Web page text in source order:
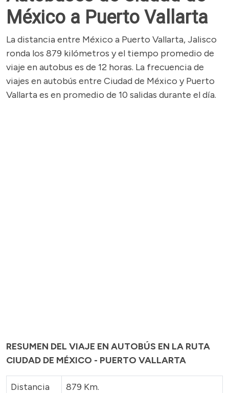
México a Puerto Vallarta
La distancia entre México a Puerto Vallarta, Jalisco
ronda los 879 kilómetros y el tiempo promedio de
viaje en autobus es de 12 horas. La frecuencia de
viajes en autobús entre Ciudad de México y Puerto
Vallarta es en promedio de 10 salidas durante el día.
RESUMEN DEL VIAJE EN AUTOBÚS EN LA RUTA
CIUDAD DE MÉXICO - PUERTO VALLARTA
Distancia
879 Km.